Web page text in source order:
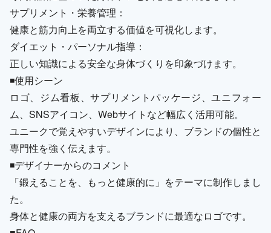
サプリメント・栄養管理：
健康と筋力向上を両立する価値を可視化します。
ダイエット・パーソナル指導：
正しい知識による安全な身体づくりを印象づけます。
◾️使用シーン
ロゴ、ジム看板、サプリメントパッケージ、ユニフォー
ム、SNSアイコン、Webサイトなど幅広く活用可能。
ユニークで覚えやすいデザインにより、ブランドの個性と
専門性を強く伝えます。
◾️デザイナーからのコメント
「鍛えることを、もっと健康的に」をテーマに制作しまし
た。
身体と健康の両方を支えるブランドに最適なロゴです。